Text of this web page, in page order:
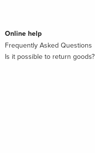
Online help
Frequently Asked Questions
Is it possible to return goods?